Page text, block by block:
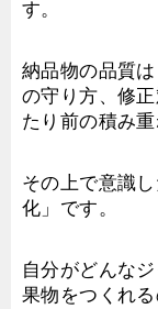
す。
納品物の品質
の守り方、修
たり前の積み
その上で意識
化」です。
自分がどんな
果物をつくれ